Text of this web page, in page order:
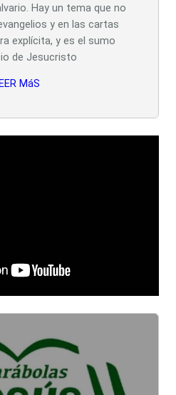
Hay un tema que no
y en las cartas
explícita, y es el sumo
de Jesucristo
MáS